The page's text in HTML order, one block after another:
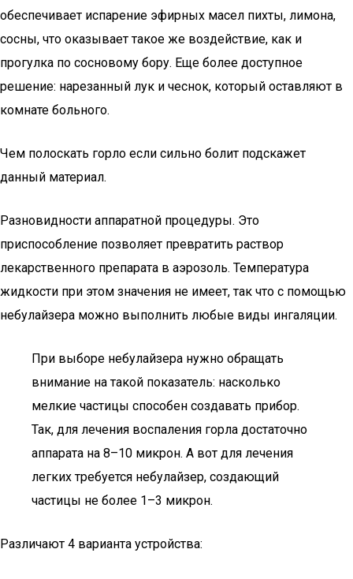
обеспечивает испарение эфирных масел пихты, лимона,
сосны, что оказывает такое же воздействие, как и
прогулка по сосновому бору. Еще более доступное
решение: нарезанный лук и чеснок, который оставляют в
комнате больного.
Чем полоскать горло если сильно болит подскажет
данный материал.
Разновидности аппаратной процедуры. Это
приспособление позволяет превратить раствор
лекарственного препарата в аэрозоль. Температура
жидкости при этом значения не имеет, так что с помощью
небулайзера можно выполнить любые виды ингаляции.
При выборе небулайзера нужно обращать
внимание на такой показатель: насколько
мелкие частицы способен создавать прибор.
Так, для лечения воспаления горла достаточно
аппарата на 8–10 микрон. А вот для лечения
легких требуется небулайзер, создающий
частицы не более 1–3 микрон.
Различают 4 варианта устройства: